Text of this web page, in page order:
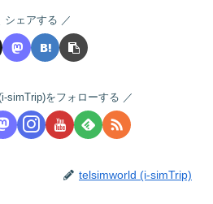
シェアする
simTrip)をフォローする
telsimworld (i-simTrip)